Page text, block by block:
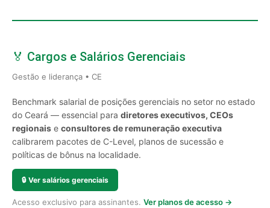
🏅 Cargos e Salários Gerenciais
Gestão e liderança • CE
Benchmark salarial de posições gerenciais no setor no estado
do Ceará — essencial para diretores executivos, CEOs
regionais e consultores de remuneração executiva
calibrarem pacotes de C-Level, planos de sucessão e
políticas de bônus na localidade.
🔒 Ver salários gerenciais
Acesso exclusivo para assinantes. Ver planos de acesso →